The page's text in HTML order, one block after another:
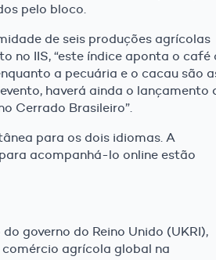
pelo bloco.
de seis produções agrícolas
no IIS, “este índice aponta o café
a pecuária e o cacau são
haverá ainda o lançamento
Cerrado Brasileiro”.
para os dois idiomas. A
acompanhá-lo online estão
governo do Reino Unido (UKRI),
agrícola global na